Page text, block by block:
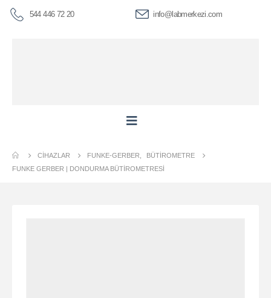
544 446 72 20 info@labmerkezi.com
CIHAZLAR FUNKE-GERBER
BÜTIROMETRE
FUNKE GERBER | DONDURMA BÜTIROMETRESI